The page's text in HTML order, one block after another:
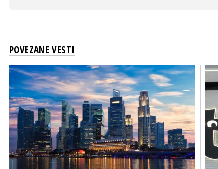
POVEZANE VESTI